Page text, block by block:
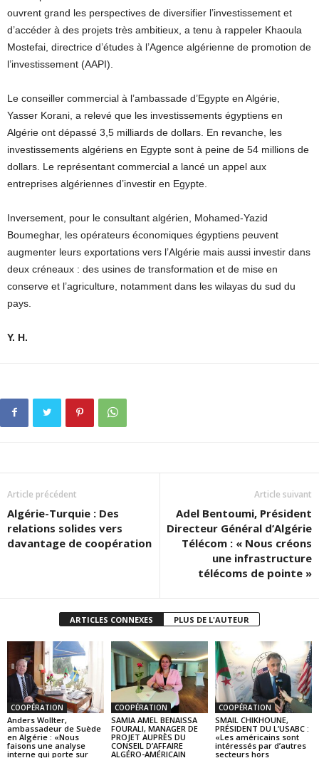
ouvrent grand les perspectives de diversifier l’investissement et
d’accéder à des projets très ambitieux, a tenu à rappeler Khaoula
Mostefai, directrice d’études à l’Agence algérienne de promotion de
l’investissement (AAPI).
Le conseiller commercial à l’ambassade d’Egypte en Algérie,
Yasser Korani, a relevé que les investissements égyptiens en
Algérie ont dépassé 3,5 milliards de dollars. En revanche, les
investissements algériens en Egypte sont à peine de 54 millions de
dollars. Le représentant commercial a lancé un appel aux
entreprises algériennes d’investir en Egypte.
Inversement, pour le consultant algérien, Mohamed-Yazid
Boumeghar, les opérateurs économiques égyptiens peuvent
augmenter leurs exportations vers l’Algérie mais aussi investir dans
deux créneaux : des usines de transformation et de mise en
conserve et l’agriculture, notamment dans les wilayas du sud du
pays.
Y. H.
Article précédent
Algérie-Turquie : Des
relations solides vers
davantage de coopération
Article suivant
Adel Bentoumi, Président
Directeur Général d’Algérie
Télécom : « Nous créons
une infrastructure
télécoms de pointe »
ARTICLES CONNEXES PLUS DE L'AUTEUR
COOPÉRATION
Anders Wollter,
ambassadeur de Suède
en Algérie : «Nous
faisons une analyse
interne qui porte sur
COOPÉRATION
SAMIA AMEL BENAISSA
FOURALI, MANAGER DE
PROJET AUPRÈS DU
CONSEIL D’AFFAIRE
ALGÉRO-AMÉRICAIN
COOPÉRATION
SMAIL CHIKHOUNE,
PRÉSIDENT DU L’USABC :
«Les américains sont
intéressés par d’autres
secteurs hors